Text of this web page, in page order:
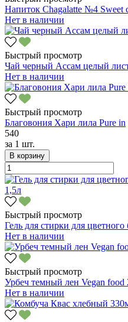
Напиток Chagalatte №4 Sweet
Нет в наличии
Быстрый просмотр
Чай черный Ассам целый
Нет в наличии
Быстрый просмотр
Благовония Хари лила Pure in
540
за 1 шт.
В корзину
Быстрый просмотр
Гель для стирки для
Нет в наличии
Быстрый просмотр
Урбеч темный лен Vegan food
Нет в наличии